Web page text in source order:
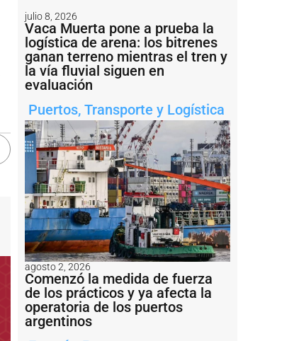
julio 8, 2026
Vaca Muerta pone a prueba la
logística de arena: los bitrenes
ganan terreno mientras el tren y
la vía fluvial siguen en
evaluación
Puertos, Transporte y Logística
agosto 2, 2026
Comenzó la medida de fuerza
de los prácticos y ya afecta la
operatoria de los puertos
argentinos